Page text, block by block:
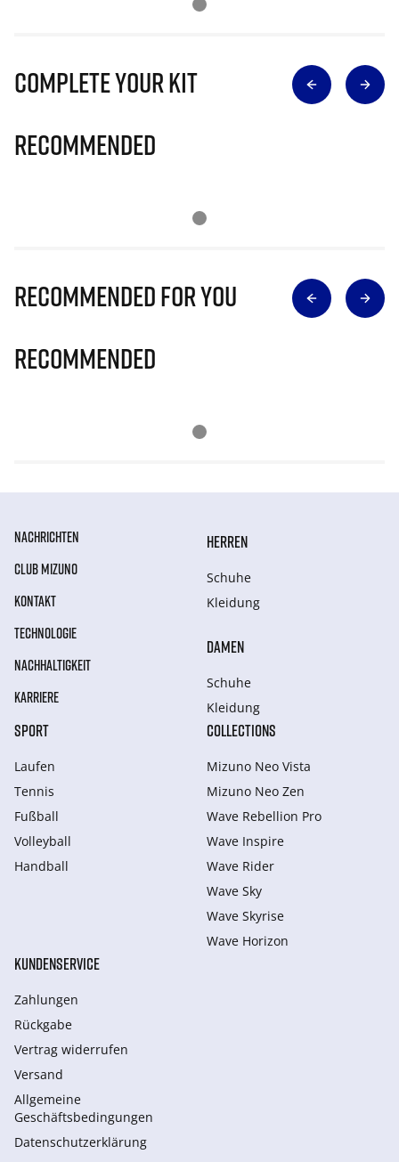
Complete Your Kit
Recommended
Recommended for you
Recommended
NACHRICHTEN
CLUB MIZUNO
KONTAKT
TECHNOLOGIE
NACHHALTIGKEIT
KARRIERE
HERREN
Schuhe
Kleidung
DAMEN
Schuhe
Kleidung
SPORT
Laufen
Tennis
Fußball
Volleyball
Handball
COLLECTIONS
Mizuno Neo Vista
Mizuno Neo Zen
Wave Rebellion Pro
Wave Inspire
Wave Rider
Wave Sky
Wave Skyrise
Wave Horizon
KUNDENSERVICE
Zahlungen
Rückgabe
Vertrag widerrufen
Versand
Allgemeine
Geschäftsbedingungen
Datenschutzerklärung